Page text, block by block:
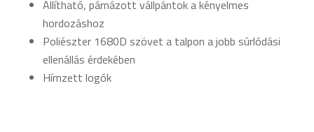
Állítható, párnázott vállpántok a kényelmes
hordozáshoz
Poliészter 1680D szövet a talpon a jobb súrlódási
ellenállás érdekében
Hímzett logók